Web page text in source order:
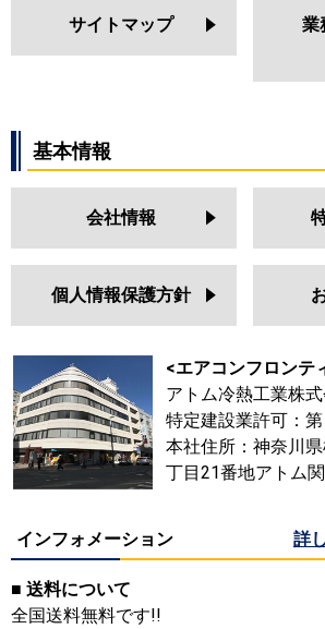
PA-P112L6KDB
PA-P112L7KDN
PA-P112L7KDB
サイトマップ
業
基本情報
会社情報
個人情報保護方針
<エアコンフロンテ
アトム冷熱工業株
特定建設業許可：
本社住所：神奈川
丁目21番地アトム
インフォメーション 詳
■ 送料について
全国送料無料です!!